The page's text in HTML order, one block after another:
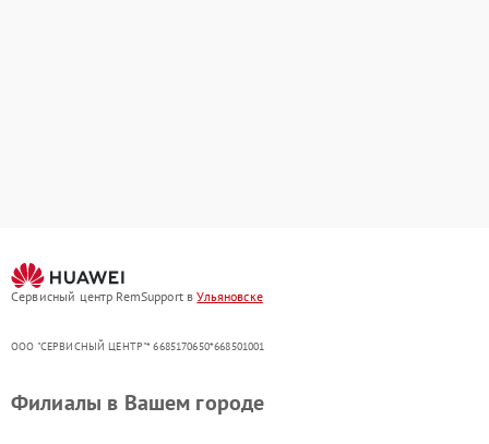
Сервисный центр RemSupport вУльяновске
ООО "СЕРВИСНЫЙ ЦЕНТР"* 6685170650*668501001
Филиалы в Вашем городе